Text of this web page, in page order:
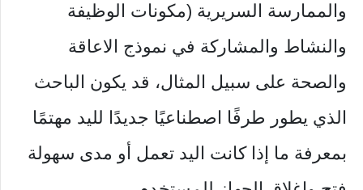
والممارسة السريرية (مكونات الوظيفة
والنشاط والمشاركة في نموذج الاعاقة
والصحة على سبيل المثال، قد يكون الباحث
الذي يطور طرفًا اصطناعيًا جديدًا لليد مهتمًا
بمعرفة ما إذا كانت اليد تعمل أو مدى سهولة